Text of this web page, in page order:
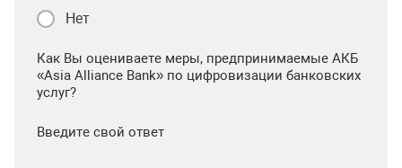
Нет
Как Вы оцениваете меры, предпринимаемые АКБ
«Asia Alliance Bank» по цифровизации банковских
услуг?
Введите свой ответ